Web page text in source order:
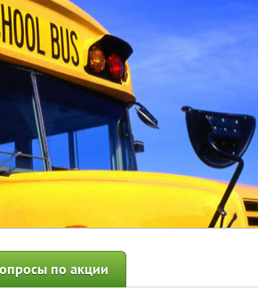
по акции